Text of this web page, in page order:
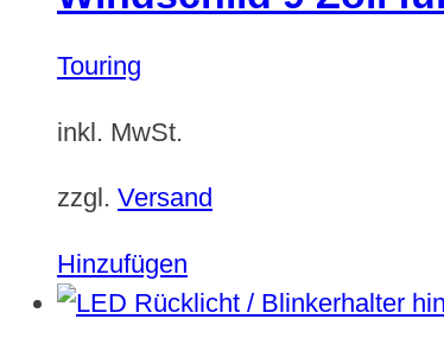
Touring
inkl. MwSt.
zzgl. Versand
Hinzufügen
Produkt